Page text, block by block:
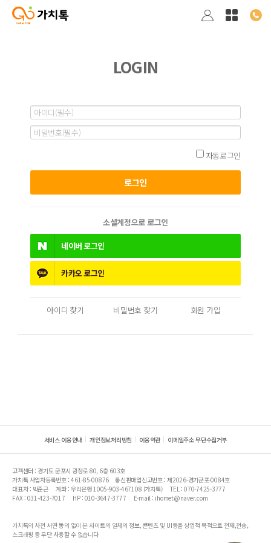
LOGIN
자동로그인
소셜계정으로 로그인
네이버로그인
카카오로그인
아이디 찾기 비밀번호 찾기 회원 가입
서비스 이용안내 개인정보처리방침 이용약관 이메일주소 무단수집거부
고객센터 : 경기도 군포시 광정로 80, 6층 603호
가치톡 사업자등록번호 : 461-85-00876
통신판매업신고번호 : 제2026-경기군포-0084호
대표자 : 박준근
계좌 : 우리은행 1005-903-467108 (가치톡)
TEL : 070-7425-3777
FAX : 031-423-7017
HP : 010-3647-3777 E-mail : ihomet@naver.com
가치톡의 사전 서면 동의 없이 본 사이트의 일체의 정보, 콘텐츠 및 UI등을 상업적 목적으로 전재,전송,
스크래핑 등 무단 사용할 수 없습니다